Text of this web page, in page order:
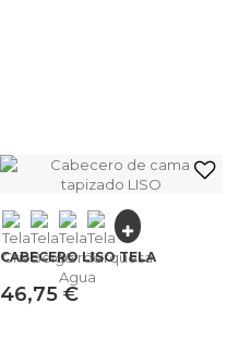
CABECERO LISO TELA
46,75 €